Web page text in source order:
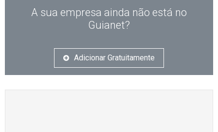
A sua empresa ainda não está no
Guianet?
Adicionar Gratuitamente